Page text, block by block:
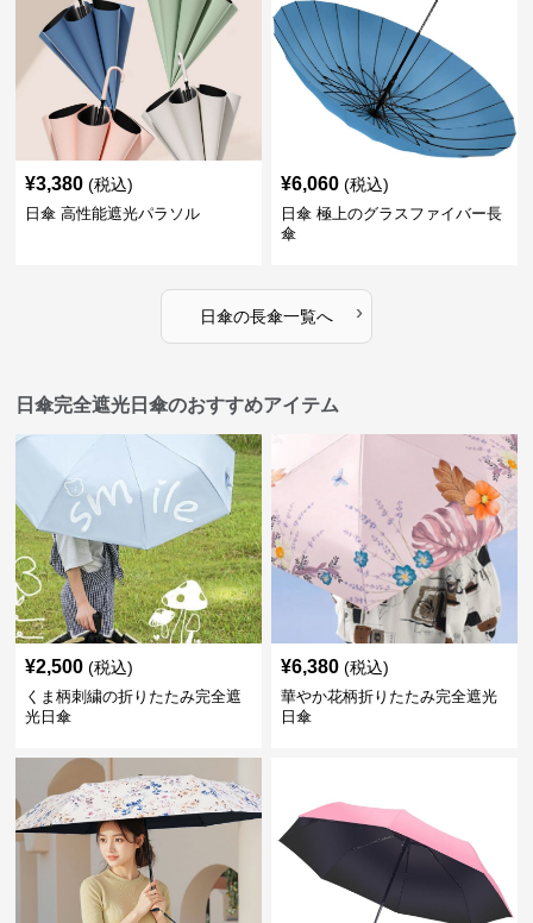
¥3,380 (税込)
日傘 高性能遮光パラソル
¥6,060 (税込)
日傘 極上のグラスファイバー長
傘
日傘の長傘一覧へ ›
日傘完全遮光日傘のおすすめアイテム
¥2,500 (税込)
くま柄刺繍の折りたたみ完全遮
光日傘
¥6,380 (税込)
華やか花柄折りたたみ完全遮光
日傘